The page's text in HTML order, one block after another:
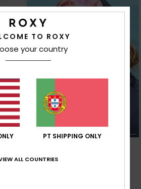
Beautiful Morning
TO ROXY
your country
PT SHIPPING ONLY
ALL COUNTRIES